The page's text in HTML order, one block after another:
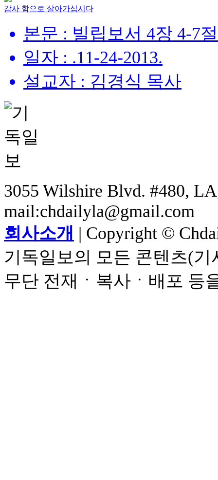
감사 함으로 살아가십시다
본문 : 빌립보서 4장 4-7절
일자 : .11-24-2013.
설교자 : 김경식 목사
3055 Wilshire Blvd. #480,
mail:chdailyla@gmail.com
회사소개 | Copyright ©
기독일보의 모든 콘텐츠(
무단 전재ㆍ복사ㆍ배포 등